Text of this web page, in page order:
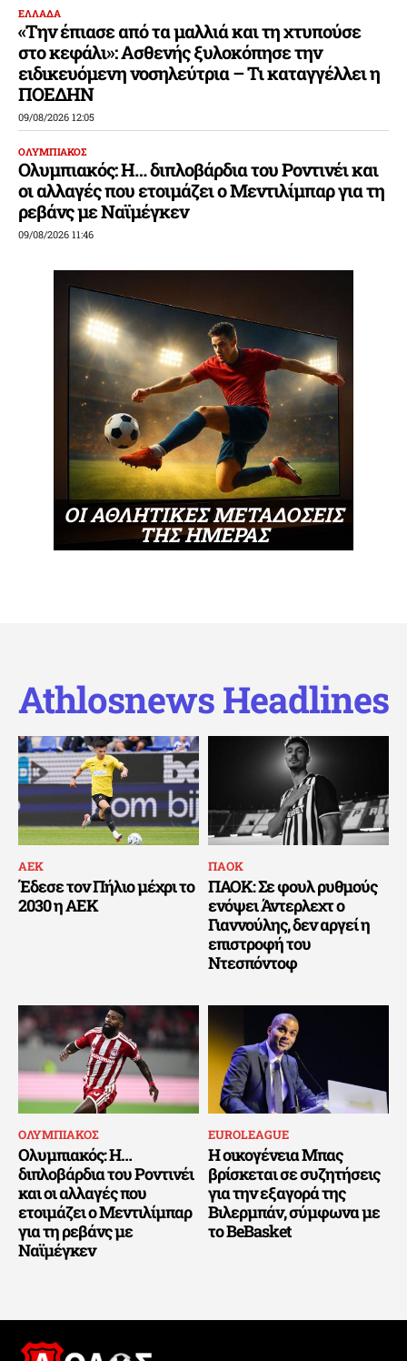
ΕΛΛΑΔΑ
«Την έπιασε από τα μαλλιά και τη χτυπούσε
στο κεφάλι»: Ασθενής ξυλοκόπησε την
ειδικευόμενη νοσηλεύτρια – Τι καταγγέλλει η
ΠΟΕΔΗΝ
09/08/2026 12:05
ΟΛΥΜΠΙΑΚΟΣ
Ολυμπιακός: Η… διπλοβάρδια του Ροντινέι και
οι αλλαγές που ετοιμάζει ο Μεντιλίμπαρ για τη
ρεβάνς με Ναϊμέγκεν
09/08/2026 11:46
ΟΙ ΑΘΛΗΤΙΚΕΣ ΜΕΤΑΔΟΣΕΙΣ
ΤΗΣ ΗΜΕΡΑΣ
Athlosnews Headlines
ΑΕΚ
Έδεσε τον Πήλιο μέχρι το
2030 η ΑΕΚ
ΠΑΟΚ
ΠΑΟΚ: Σε φουλ ρυθμούς
ενόψει Άντερλεχτ ο
Γιαννούλης, δεν αργεί η
επιστροφή του
Ντεσπόντοφ
ΟΛΥΜΠΙΑΚΟΣ
Ολυμπιακός: Η…
διπλοβάρδια του Ροντινέι
και οι αλλαγές που
ετοιμάζει ο Μεντιλίμπαρ
για τη ρεβάνς με
Ναϊμέγκεν
EUROLEAGUE
Η οικογένεια Μπας
βρίσκεται σε συζητήσεις
για την εξαγορά της
Βιλερμπάν, σύμφωνα με
το BeBasket